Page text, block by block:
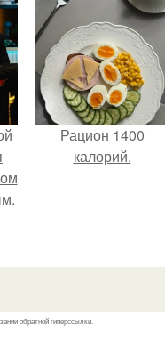
Рацион 1400
калорий.
обратной гиперссылки.